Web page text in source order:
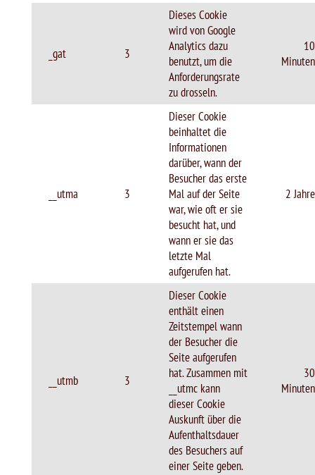
_gat 3
Dieses Cookie
wird von Google
Analytics dazu
benutzt, um die
Anforderungsrate
zu drosseln.
10
Minuten
__utma 3
Dieser Cookie
beinhaltet die
Informationen
darüber, wann der
Besucher das erste
Mal auf der Seite
war, wie oft er sie
besucht hat, und
wann er sie das
letzte Mal
aufgerufen hat.
2 Jahre
__utmb 3
Dieser Cookie
enthält einen
Zeitstempel wann
der Besucher die
Seite aufgerufen
hat. Zusammen mit
__utmc kann
dieser Cookie
Auskunft über die
Aufenthaltsdauer
des Besuchers auf
einer Seite geben.
30
Minuten